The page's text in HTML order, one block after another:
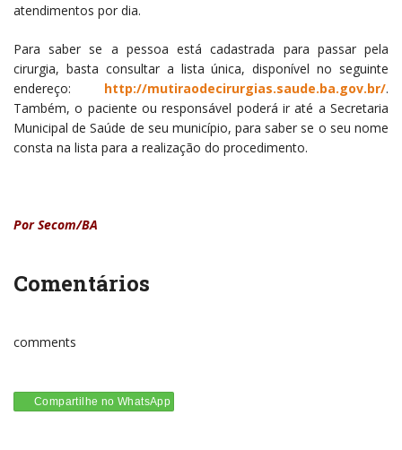
atendimentos por dia.
Para saber se a pessoa está cadastrada para passar pela
cirurgia, basta consultar a lista única, disponível no seguinte
endereço: http://mutiraodecirurgias.saude.ba.gov.br/.
Também, o paciente ou responsável poderá ir até a Secretaria
Municipal de Saúde de seu município, para saber se o seu nome
consta na lista para a realização do procedimento.
Por Secom/BA
Comentários
comments
Compartilhe no WhatsApp